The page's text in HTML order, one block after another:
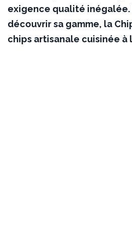
exigence qualité inégalée.
découvrir sa gamme, la
chips artisanale cuisinée à